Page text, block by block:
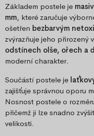
Základem postele je
mm, které zaručuje
ošetřen bezbarvým
zvýrazňuje jeho přirozený
odstínech olše, ořech a
moderní charakter.
Součástí postele je
zajišťuje správnou oporu
Nosnost postele o
přičemž ji lze snadno
velikosti.